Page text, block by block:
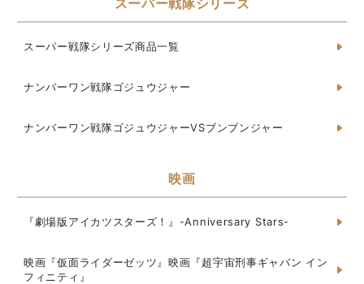
スーパー戦隊シリーズ
スーパー戦隊シリーズ商品一覧
ナンバーワン戦隊ゴジュウジャー
ナンバーワン戦隊ゴジュウジャーVSブンブンジャー
映画
『劇場版アイカツスターズ！』-Anniversary Stars-
映画『仮面ライダーゼッツ』映画『超宇宙刑事ギャバン イン
フィニティ』